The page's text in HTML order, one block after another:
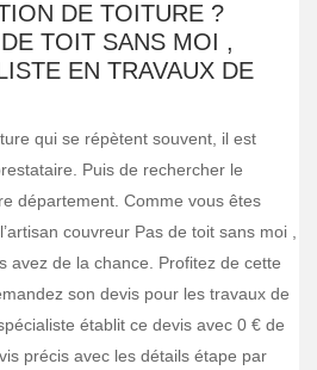
DE TOITURE ?
TOIT SANS MOI ,
EN TRAVAUX DE
qui se répètent souvent, il est
Puis de rechercher le
département. Comme vous êtes
couvreur Pas de toit sans moi ,
avez de la chance. Profitez de cette
son devis pour les travaux de
établit ce devis avec 0 € de
précis avec les détails étape par